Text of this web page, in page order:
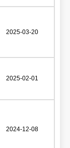
2025-03-20
2025-02-01
2024-12-08